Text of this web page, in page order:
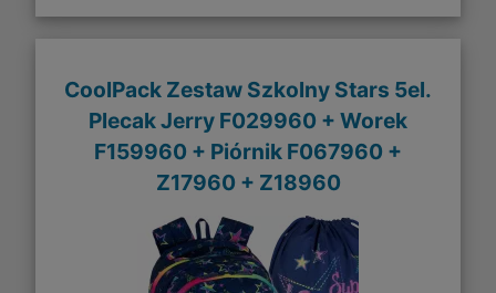
CoolPack Zestaw Szkolny Stars 5el.
Plecak Jerry F029960 + Worek
F159960 + Piórnik F067960 +
Z17960 + Z18960